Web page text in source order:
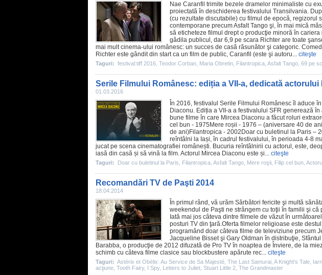
Nae Caranfil trimite bezele dramelor minimaliste cu
proiectată în deschiderea festivalului Transilvania.
(cu rezultate discutabile) cu filmul de epocă, regizorul
contemporane precumAsfalt Tango şi, în mai mică
să eticheteze filmul drept o producţie minoră în
gâdila publicul, dar 6,9 pe scara Richter are toate
mai multcinema-ului românesc: un succes de casă răsunător şi categoric.
Richter este gândit din start ca un film de public, Caranfil (este şi autoru... citeşte
Taguri: festival:tiff 2016 Teodor Corban Maria Obretin Filantropica Asfalt Tango 69 pe
Serile Filmului Românesc: ediția a VII-a, dedicată actorului
01.03.2016
În 2016, festivalul Serile Filmului Românesc îl aduce
Diaconu. Ediția a VII-a a festivalului SFR generează
bune filme în care Mircea Diaconu a făcut roluri
cel bun - 1975 Mere roșii - 1976 – (aniversare 40 de
de ani)Filantropica - 2002 Doar cu buletinul la Paris –
reîntâlni la Iași, în cadrul festivalului, în perioada 4-8
jucat pe scena cinematografiei românești. Bucuria reîntâlnirii cu actorul, este,
iasă din casă și să vină la film. Actorul Mircea Diaconu este și... citeşte
Taguri: Doar cu buletinul la Paris Filantropica Asfalt Tango Mere roşii Filip cel bun
Recomandări TV de Paşti 2014
18.04.2014
În primul rând, vă urăm Sărbători fericite şi multă
weekendul de Paşti ne strângem cu toţii în familii şi
Iată mai jos câteva dintre filmele de văzut în
posturi TV din ţară.Oferta filmelor religioase este
programând doar câteva filme de televiziune precum
Jacqueline Bisset şi Gary Oldman în distribuţie,
Barabba, o producţie de 2012 difuzată de Pro TV în noaptea de Înviere, de la
schimb cu câteva filme clasice sau blockbustere apărute rec... citeşte
Taguri: Astérix et Obélix: Au Service de Sa Majesté The Last Samurai A Knight's Tale
acţiune Tooth Fairy, I Spy, Letters to Juliet Stuart Little 2 The Grandmaster